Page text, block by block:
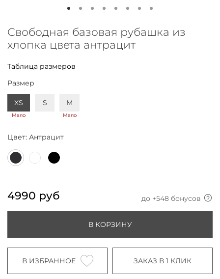
Свободная базовая рубашка из
хлопка цвета антрацит
Таблица размеров
Размер
XS
Мало
S M
Мало
Цвет: Антрацит
4990 руб до +548 бонусов
В КОРЗИНУ
В ИЗБРАННОЕ ЗАКАЗ В 1 КЛИК